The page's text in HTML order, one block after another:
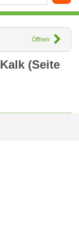
Öffnen
Kalk (Seite